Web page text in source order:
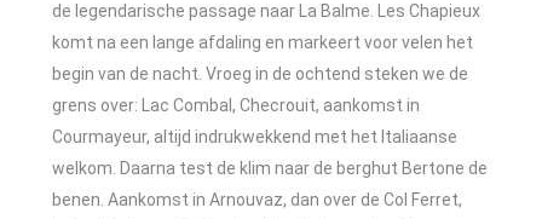
de legendarische passage naar La Balme. Les Chapieux
komt na een lange afdaling en markeert voor velen het
begin van de nacht. Vroeg in de ochtend steken we de
grens over: Lac Combal, Checrouit, aankomst in
Courmayeur, altijd indrukwekkend met het Italiaanse
welkom. Daarna test de klim naar de berghut Bertone de
benen. Aankomst in Arnouvaz, dan over de Col Ferret,